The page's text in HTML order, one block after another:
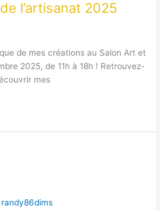
l’artisanat 2025
de mes créations au Salon Art et
2025, de 11h à 18h ! Retrouvez-
mes
randy86dims